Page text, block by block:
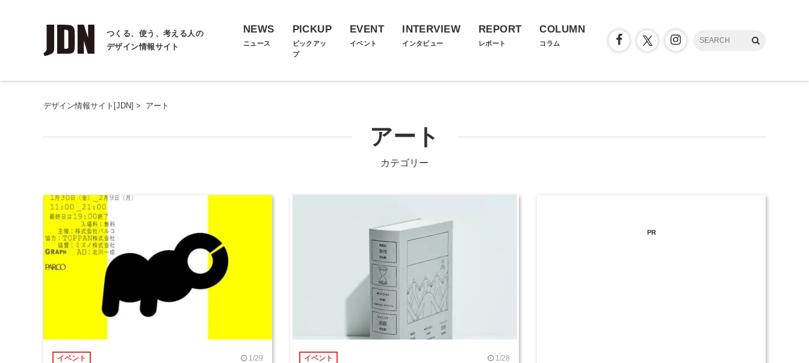
つくる、使う、考える人の
デザイン情報サイト
NEWS
ニュース
PICKUP
ピックアッ
プ
EVENT
イベント
INTERVIEW
インタビュー
REPORT
レポート
COLUMN
コラム
デザイン情報サイト[JDN] > アート
アート
カテゴリー
イベント 1/29 イベント 1/28
PR